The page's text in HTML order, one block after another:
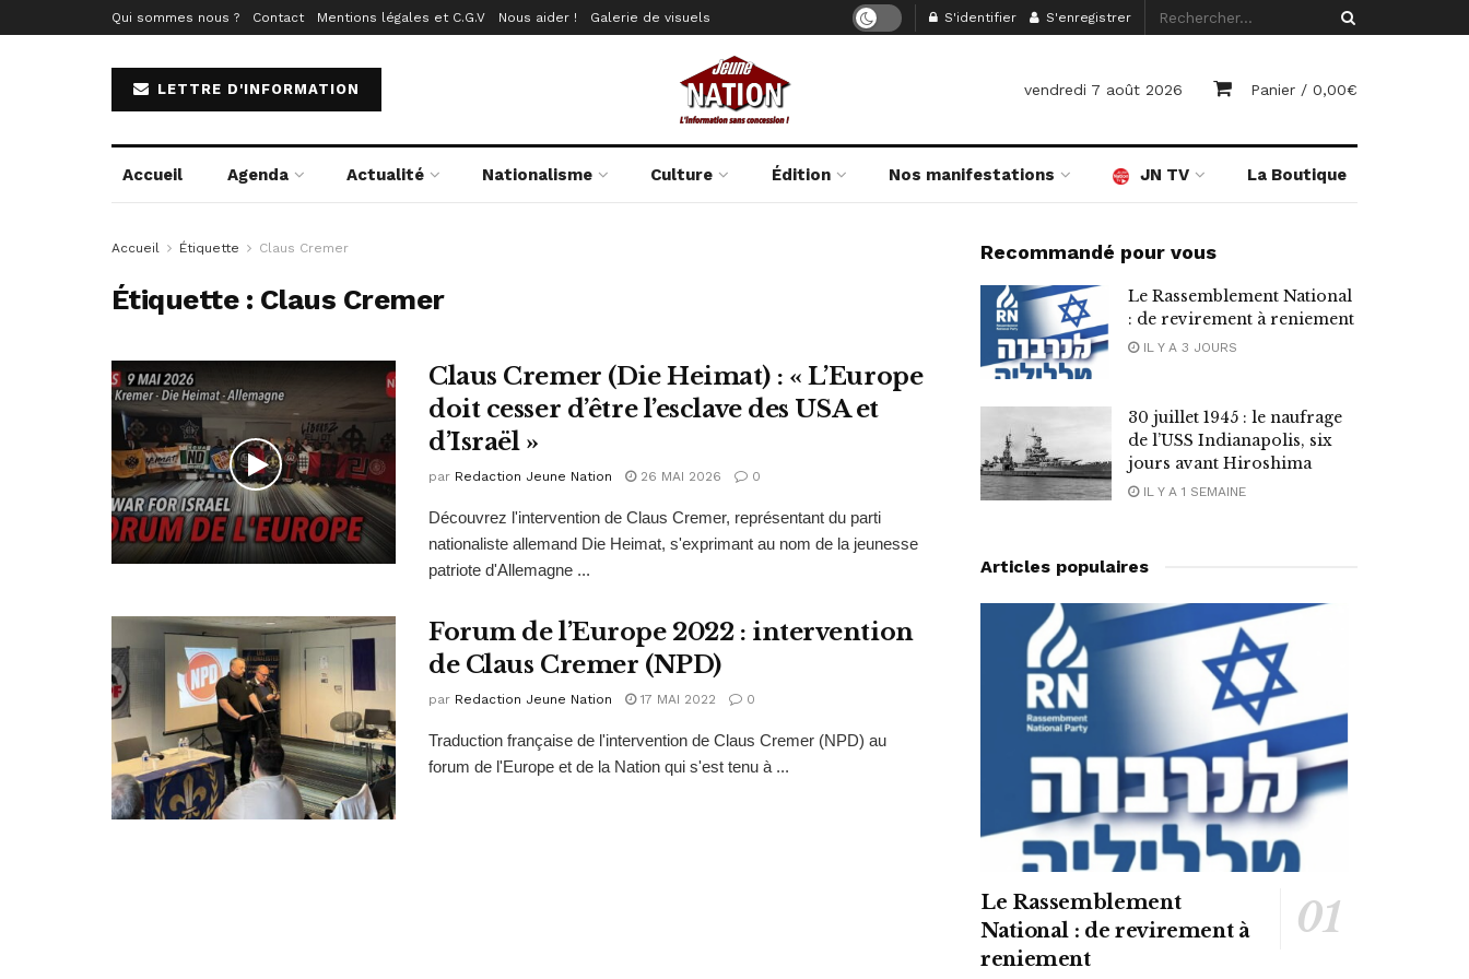
Qui sommes nous ? Contact Mentions légales et C.G.V Nous aider ! Galerie de visuels S'identifier S'enregistrer
LETTRE D'INFORMATION vendredi 7 août 2026 Panier / 0,00€
Accueil Agenda Actualité Nationalisme Culture Édition Nos manifestations JN TV La Boutique
Accueil Étiquette Claus Cremer
Étiquette : Claus Cremer
Claus Cremer (Die Heimat) : « L’Europe
doit cesser d’être l’esclave des USA et
d’Israël »
par Redaction Jeune Nation 26 MAI 2026 0
Découvrez l'intervention de Claus Cremer, représentant du parti
nationaliste allemand Die Heimat, s'exprimant au nom de la jeunesse
patriote d'Allemagne ...
Forum de l’Europe 2022 : intervention
de Claus Cremer (NPD)
par Redaction Jeune Nation 17 MAI 2022 0
Traduction française de l'intervention de Claus Cremer (NPD) au
forum de l'Europe et de la Nation qui s'est tenu à ...
Recommandé pour vous
Le Rassemblement National
: de revirement à reniement
IL Y A 3 JOURS
30 juillet 1945 : le naufrage
de l’USS Indianapolis, six
jours avant Hiroshima
IL Y A 1 SEMAINE
Articles populaires
Le Rassemblement
National : de revirement à
reniement